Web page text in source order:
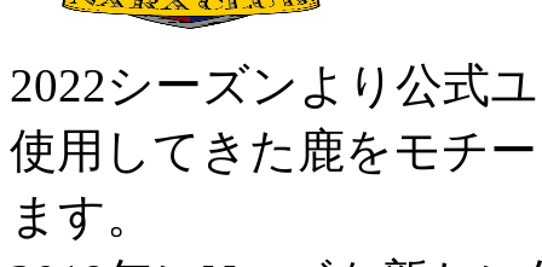
2022シーズンより公式
使用してきた鹿をモチ
ます。